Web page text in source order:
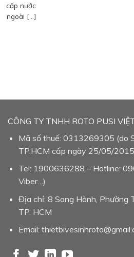
cấp nước
ngoài […]
CÔNG TY TNHH ROTO PUSI
Mã số thuế: 0313269305 (do
TP.HCM cấp ngày 25/05/
Tel: 1900636288 – Hotline:
Viber…)
Địa chỉ: 8 Song Hành, Phường
TP. HCM
Email: